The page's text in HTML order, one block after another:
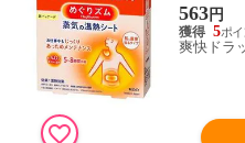
563円
5
爽快ドラ